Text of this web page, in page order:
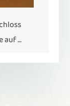
auf …